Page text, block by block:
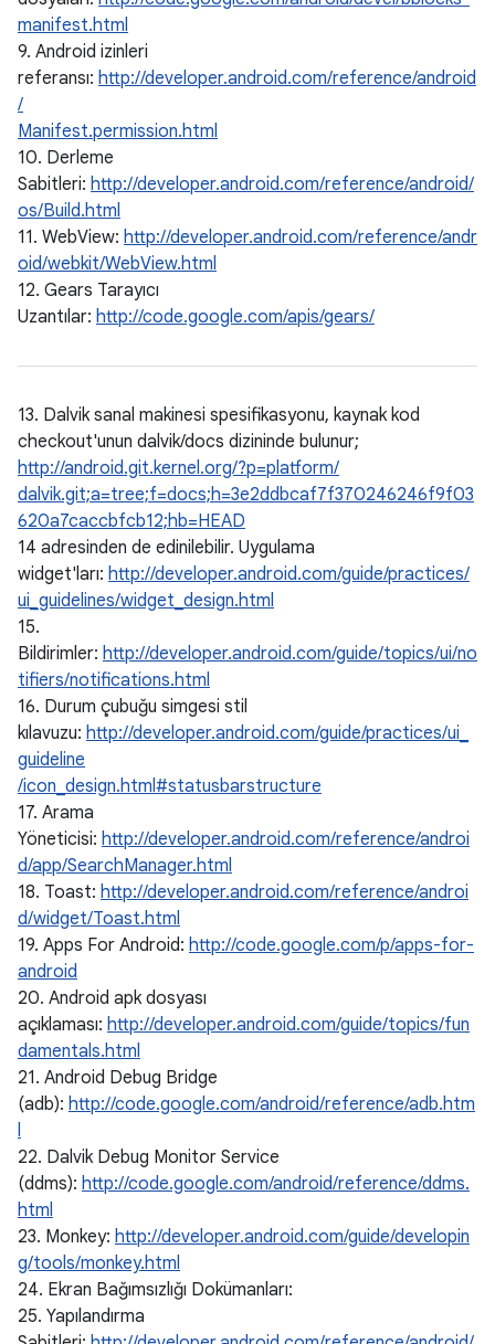
manifest.html
9. Android izinleri
referansı: http://developer.android.com/reference/android
/
Manifest.permission.html
10. Derleme
Sabitleri: http://developer.android.com/reference/android/
os/Build.html
11. WebView: http://developer.android.com/reference/andr
oid/webkit/WebView.html
12. Gears Tarayıcı
Uzantılar: http://code.google.com/apis/gears/
13. Dalvik sanal makinesi spesifikasyonu, kaynak kod
checkout'unun dalvik/docs dizininde bulunur;
http://android.git.kernel.org/?p=platform/
dalvik.git;a=tree;f=docs;h=3e2ddbcaf7f370246246f9f03
620a7caccbfcb12;hb=HEAD
14 adresinden de edinilebilir. Uygulama
widget'ları: http://developer.android.com/guide/practices/
ui_guidelines/widget_design.html
15.
Bildirimler: http://developer.android.com/guide/topics/ui/no
tifiers/notifications.html
16. Durum çubuğu simgesi stil
kılavuzu: http://developer.android.com/guide/practices/ui_
guideline
/icon_design.html#statusbarstructure
17. Arama
Yöneticisi: http://developer.android.com/reference/androi
d/app/SearchManager.html
18. Toast: http://developer.android.com/reference/androi
d/widget/Toast.html
19. Apps For Android: http://code.google.com/p/apps-for-
android
20. Android apk dosyası
açıklaması: http://developer.android.com/guide/topics/fun
damentals.html
21. Android Debug Bridge
(adb): http://code.google.com/android/reference/adb.htm
l
22. Dalvik Debug Monitor Service
(ddms): http://code.google.com/android/reference/ddms.
html
23. Monkey: http://developer.android.com/guide/developin
g/tools/monkey.html
24. Ekran Bağımsızlığı Dokümanları:
25. Yapılandırma